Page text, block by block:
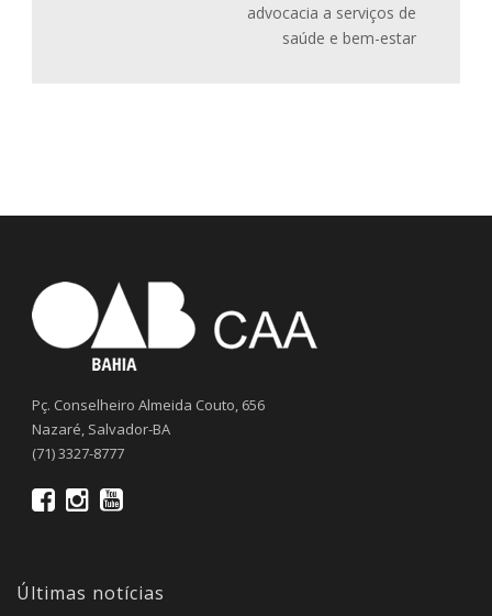
advocacia a serviços de
saúde e bem-estar
Pç. Conselheiro Almeida Couto, 656
Nazaré, Salvador-BA
(71) 3327-8777
Últimas notícias